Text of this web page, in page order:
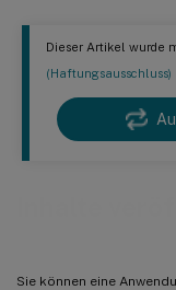
Dieser Artikel wurde
(Haftungsausschluss)
Sie können eine